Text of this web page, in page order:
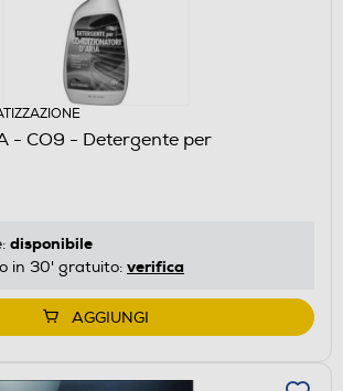
- CO9 - Detergente per
disponibile
in 30' gratuito: verifica
AGGIUNGI